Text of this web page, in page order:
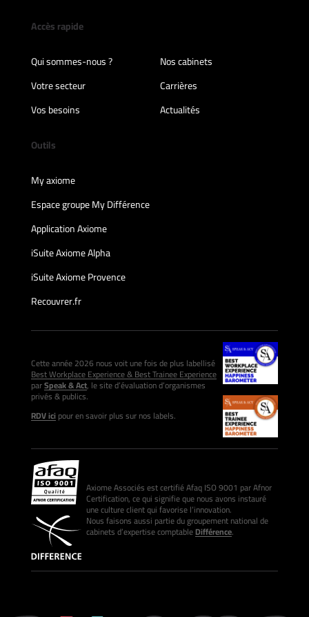
Accès rapide
Qui sommes-nous ?
Nos cabinets
Votre secteur
Carrières
Vos besoins
Actualités
Outils
My axiome
Espace groupe My Différence
Application Axiome
iSuite Axiome Alpha
iSuite Axiome Provence
Recouvrer.fr
Cette année 2026 nous voit une fois de plus labellisé
Best Workplace Experience & Best Trainee Experience
parSpeak & Act, le site d’évaluation d’organismes
privés & publics.
RDV icipour en savoir plus sur nos labels.
Axiome Associés est certifié Afaq ISO 9001 par Afnor
Certification, ce qui signifie que nous avons instauré
une culture client qui favorise l’innovation.
Nous faisons aussi partie du groupement national de
cabinets d’expertise comptableDifférence.